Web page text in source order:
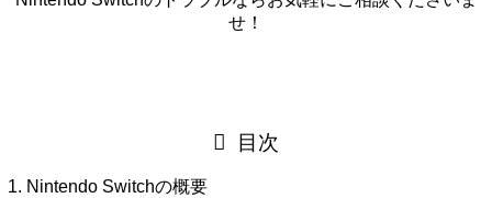
せ！
目次
Nintendo Switchの概要